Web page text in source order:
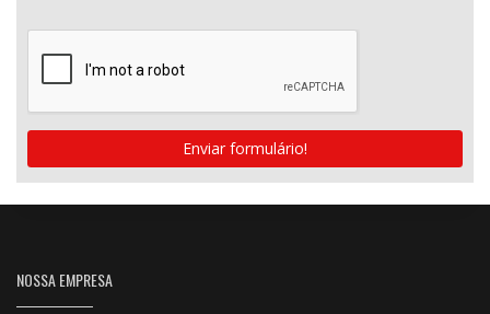
Enviar formulário!
NOSSA EMPRESA